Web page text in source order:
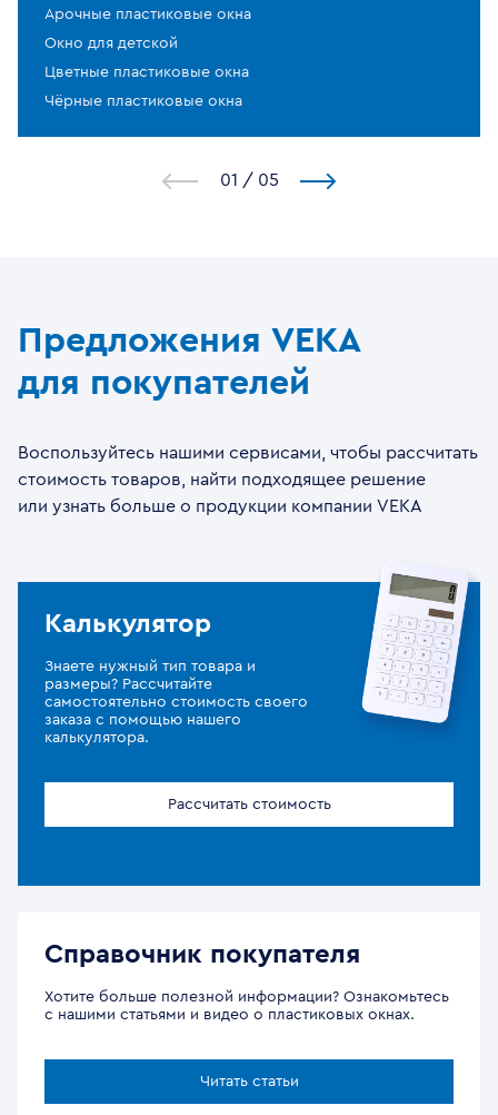
Арочные пластиковые окна
Окно для детской
Цветные пластиковые окна
Чёрные пластиковые окна
1 / 5
Предложения VEKA
для покупателей
Воспользуйтесь нашими сервисами, чтобы рассчитать
стоимость товаров, найти подходящее решение
или узнать больше о продукции компании VEKA
Калькулятор
Знаете нужный тип товара и
размеры? Рассчитайте
самостоятельно стоимость своего
заказа с помощью нашего
калькулятора.
Рассчитать стоимость
Справочник покупателя
Хотите больше полезной информации? Ознакомьтесь
с нашими статьями и видео о пластиковых окнах.
Читать статьи